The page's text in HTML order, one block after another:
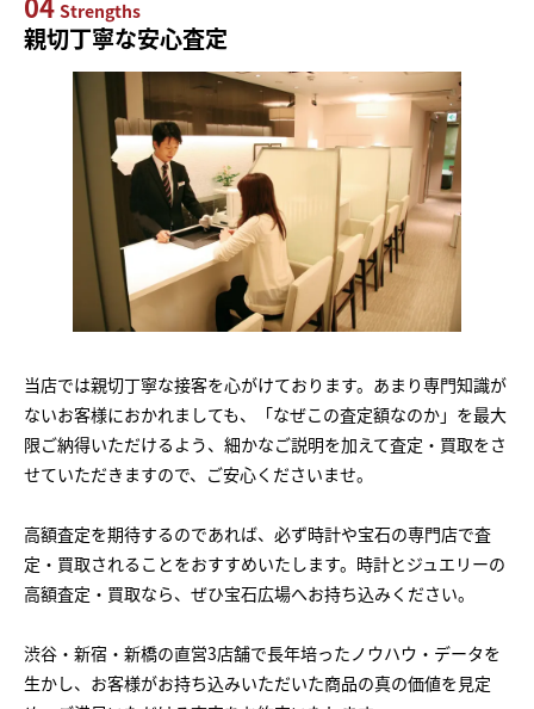
Strengths
親切丁寧な安心査定
当店では親切丁寧な接客を心がけております。あまり専門知識が
ないお客様におかれましても、「なぜこの査定額なのか」を最大
限ご納得いただけるよう、細かなご説明を加えて査定・買取をさ
せていただきますので、ご安心くださいませ。
高額査定を期待するのであれば、必ず時計や宝石の専門店で査
定・買取されることをおすすめいたします。時計とジュエリーの
高額査定・買取なら、ぜひ宝石広場へお持ち込みください。
渋谷・新宿・新橋の直営3店舗で長年培ったノウハウ・データを
生かし、お客様がお持ち込みいただいた商品の真の価値を見定